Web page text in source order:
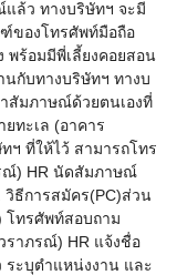
ล้ว ทางบริษัทฯ จะมี
ของโทรศัพท์มือถือ
พร้อมมีพี่เลี้ยงคอยสอน
นกับทางบริษัทฯ ทางบ
สัมภาษณ์ด้วยตนเองที่
ทะเล (อาคาร
ฯ ที่ให้ไว้ สามารถโทร
ณ์) HR นัดสัมภาษณ์
วิธีการสมัคร(PC)ส่วน
ทรศัพท์สอบถาม
ราภรณ์) HR แจ้งชื่อ
ระบุตำแหน่งงาน และ